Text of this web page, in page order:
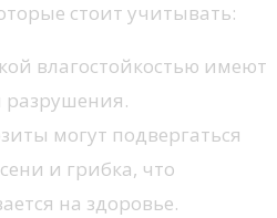
стоит учитывать:
влагостойкостью имеют
разрушения.
могут подвергаться
и грибка, что
на здоровье.